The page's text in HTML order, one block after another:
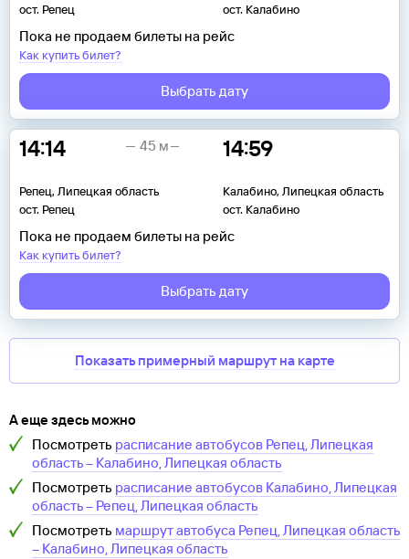
ост. Репец
ост. Калабино
Пока не продаем билеты на рейс
Как купить билет?
Выбрать дату
14:14
Репец, Липецкая область
ост. Репец
14:59
Калабино, Липецкая область
ост. Калабино
45 м
Пока не продаем билеты на рейс
Как купить билет?
Выбрать дату
Показать примерный маршрут на карте
А еще здесь можно
Посмотреть расписание автобусов Репец, Липецкая
область– Калабино, Липецкая область
Посмотреть расписание автобусов Калабино, Липецкая
область– Репец, Липецкая область
Посмотреть маршрут автобуса Репец, Липецкая область
– Калабино, Липецкая область